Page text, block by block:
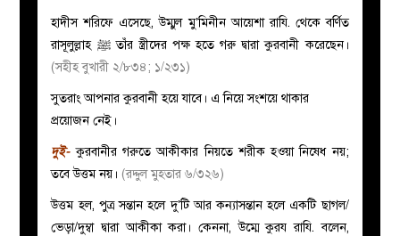
হাদীস শরিফে এসেছে, উম্মুল মু’মিনীন আয়েশা রাযি. থেকে বর্ণিত
রাসূলুল্লাহ ﷺ তাঁর স্ত্রীদের পক্ষ হতে গরু দ্বারা কুরবানী করেছেন।
(সহীহ বুখারী ২/৮৩৪; ১/২৩১)
সুতরাং আপনার কুরবানী হয়ে যাবে। এ নিয়ে সংশয়ে থাকার
প্রয়োজন নেই।
দুই-কুরবানীর গরুতে আকীকার নিয়তে শরীক হওয়া নিষেধ নয়;
তবে উত্তম নয়। (রদ্দুল মুহতার ৬/৩২৬)
উত্তম হল, পুত্র সন্তান হলে দু’টি আর কন্যাসন্তান হলে একটি ছাগল/
ভেড়া/দুম্বা দ্বারা আকীকা করা। কেননা, উম্মে কুরয রাযি. বলেন,